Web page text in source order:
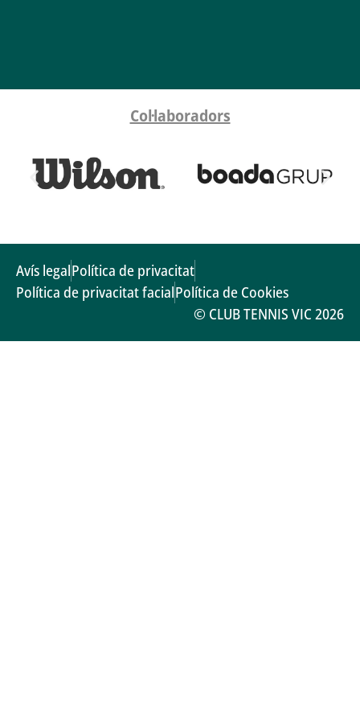
Col·laboradors
© CLUB TENNIS VIC 2026
Avís legalPolítica de privacitat
Política de privacitat facialPolítica de Cookies